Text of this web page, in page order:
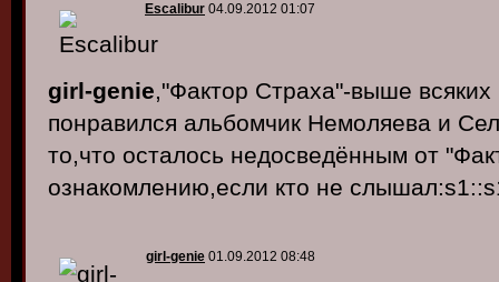
Escalibur 04.09.2012 01:07
girl-genie,"Фактор Страха"-выше
понравился альбомчик Немоляева и
то,что осталось недосведённым от
ознакомлению,если кто не
girl-genie 01.09.2012 08:48